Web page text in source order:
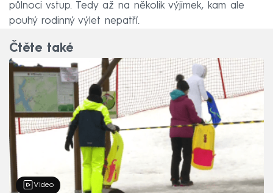
půlnoci vstup. Tedy až na několik výjimek, kam ale
pouhý rodinný výlet nepatří.
Čtěte také
Video